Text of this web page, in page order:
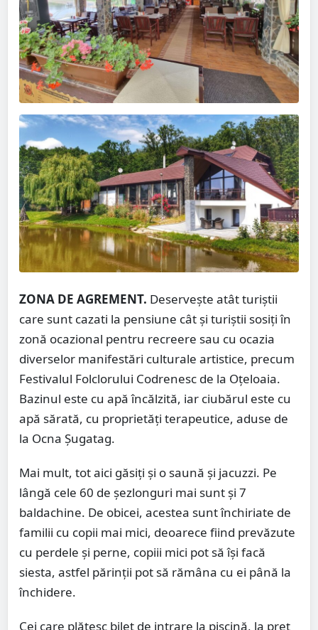
ZONA DE AGREMENT. Deservește atât turiștii
care sunt cazati la pensiune cât și turiștii sosiți în
zonă ocazional pentru recreere sau cu ocazia
diverselor manifestări culturale artistice, precum
Festivalul Folclorului Codrenesc de la Oțeloaia.
Bazinul este cu apă încălzită, iar ciubărul este cu
apă sărată, cu proprietăți terapeutice, aduse de
la Ocna Șugatag.
Mai mult, tot aici găsiți și o saună și jacuzzi. Pe
lângă cele 60 de șezlonguri mai sunt și 7
baldachine. De obicei, acestea sunt închiriate de
familii cu copii mai mici, deoarece fiind prevăzute
cu perdele și perne, copiii mici pot să își facă
siesta, astfel părinții pot să rămâna cu ei până la
închidere.
Cei care plătesc bilet de intrare la piscină, la preț